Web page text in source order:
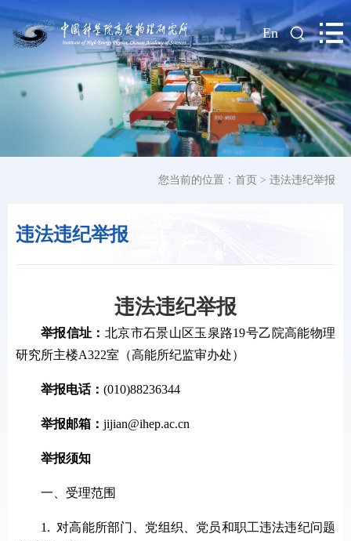
| En
违法违纪举报
您当前的位置： 首页 > 违法违纪举报
违法违纪举报
举报信址： 北京市石景山区玉泉路19号乙院高能物理
研究所主楼A322室（高能所纪监审办处）
举报电话： (010)88236344
举报邮箱： jijian@ihep.ac.cn
举报须知
一、受理范围
1. 对高能所部门、党组织、党员和职工违法违纪问题